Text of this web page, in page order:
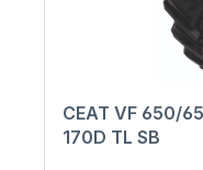
CEAT VF 650/
170D TL SB